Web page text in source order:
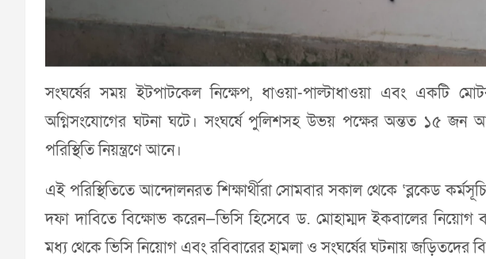
সংঘর্ষের সময় ইটপাটকেল নিক্ষেপ, ধাওয়া-পাল্টাধাওয়া এবং একটি
অগ্নিসংযোগের ঘটনা ঘটে। সংঘর্ষে পুলিশসহ উভয় পক্ষের অন্তত ১৫ জন
পরিস্থিতি নিয়ন্ত্রণে আনে।
এই পরিস্থিতিতে আন্দোলনরত শিক্ষার্থীরা সোমবার সকাল থেকে ‘ব্লকেড
দফা দাবিতে বিক্ষোভ করেন—ভিসি হিসেবে ড. মোহাম্মদ ইকবালের নিয়োগ
মধ্য থেকে ভিসি নিয়োগ এবং রবিবারের হামলা ও সংঘর্ষের ঘটনায় জড়িতদের